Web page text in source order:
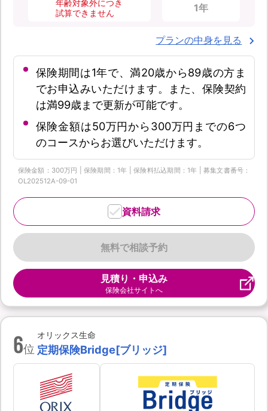
年齢対象外につき
試算できません
1年
プランの中身を見る
保険期間は1年で、満20歳から89歳の方ま
でお申込みいただけます。また、保険契約
は満99歳まで更新が可能です。
保険金額は50万円から300万円までの6つ
のコースからお選びいただけます。
保険金額：300万円 | 保険期間：1年 | 保険料払込期間：1年 | 募集文書番号：
OL202512A-09-01
無料で相談予約
資料請求
見積り・申込み
保険会社サイトへ
6位
オリックス生命
定期保険Bridge[ブリッジ]